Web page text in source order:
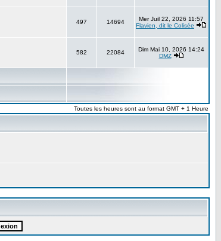
497 14694
Mer Juil 22, 2026 11:57
Flavien, dit le Colisée
582 22084
Dim Mai 10, 2026 14:24
DMZ
Toutes les heures sont au format GMT + 1 Heure